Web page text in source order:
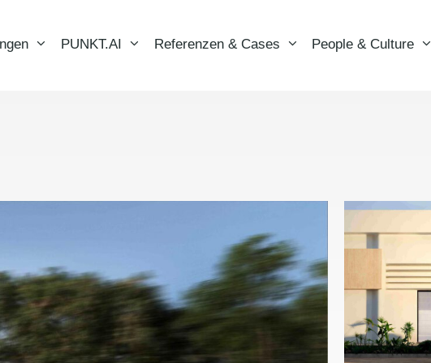
PUNKT.AI Referenzen & Cases People & Culture